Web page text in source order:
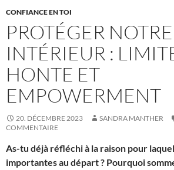
CONFIANCE EN TOI
PROTÉGER
INTÉRIEUR :
HONTE ET
EMPOWERMENT
20. DÉCEMBRE 2023 SANDRA MANTHER
COMMENTAIRE
As-tu déjà réfléchi à la raison pour
importantes au départ ? Pourquoi